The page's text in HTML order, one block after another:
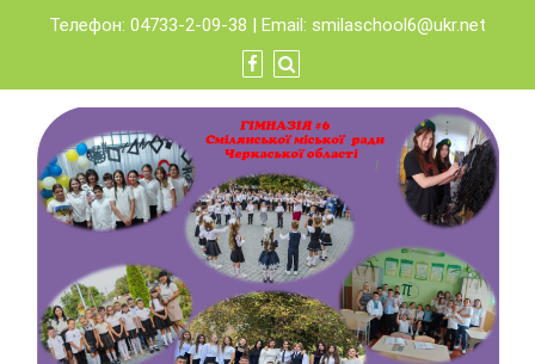
content
Телефон: 04733-2-09-38 | Email: smilaschool6@ukr.net